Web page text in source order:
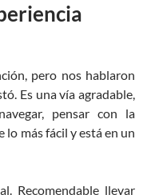
pero nos hablaron
Es una vía agradable,
pensar con la
más fácil y está en un
Recomendable llevar